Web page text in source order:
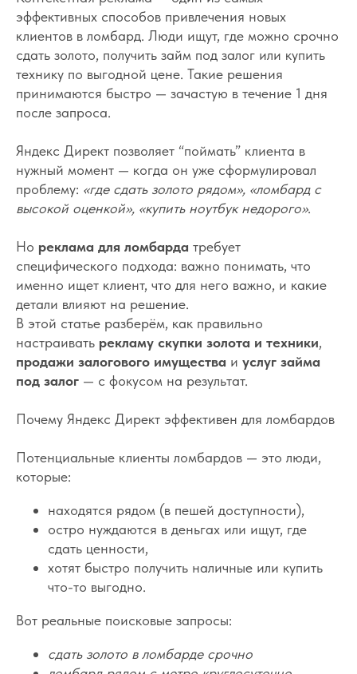
эффективных способов привлечения новых
клиентов в ломбард. Люди ищут, где можно срочно
сдать золото, получить займ под залог или купить
технику по выгодной цене. Такие решения
принимаются быстро — зачастую в течение 1 дня
после запроса.
Яндекс Директ позволяет “поймать” клиента в
нужный момент — когда он уже сформулировал
проблему: «где сдать золото рядом», «ломбард с
высокой оценкой», «купить ноутбук недорого».
Но реклама для ломбарда требует
специфического подхода: важно понимать, что
именно ищет клиент, что для него важно, и какие
детали влияют на решение.
В этой статье разберём, как правильно
настраивать рекламу скупки золота и техники,
продажи залогового имущества и услуг займа
под залог — с фокусом на результат.
Почему Яндекс Директ эффективен для ломбардов
Потенциальные клиенты ломбардов — это люди,
которые:
находятся рядом (в пешей доступности),
остро нуждаются в деньгах или ищут, где
сдать ценности,
хотят быстро получить наличные или купить
что-то выгодно.
Вот реальные поисковые запросы:
сдать золото в ломбарде срочно